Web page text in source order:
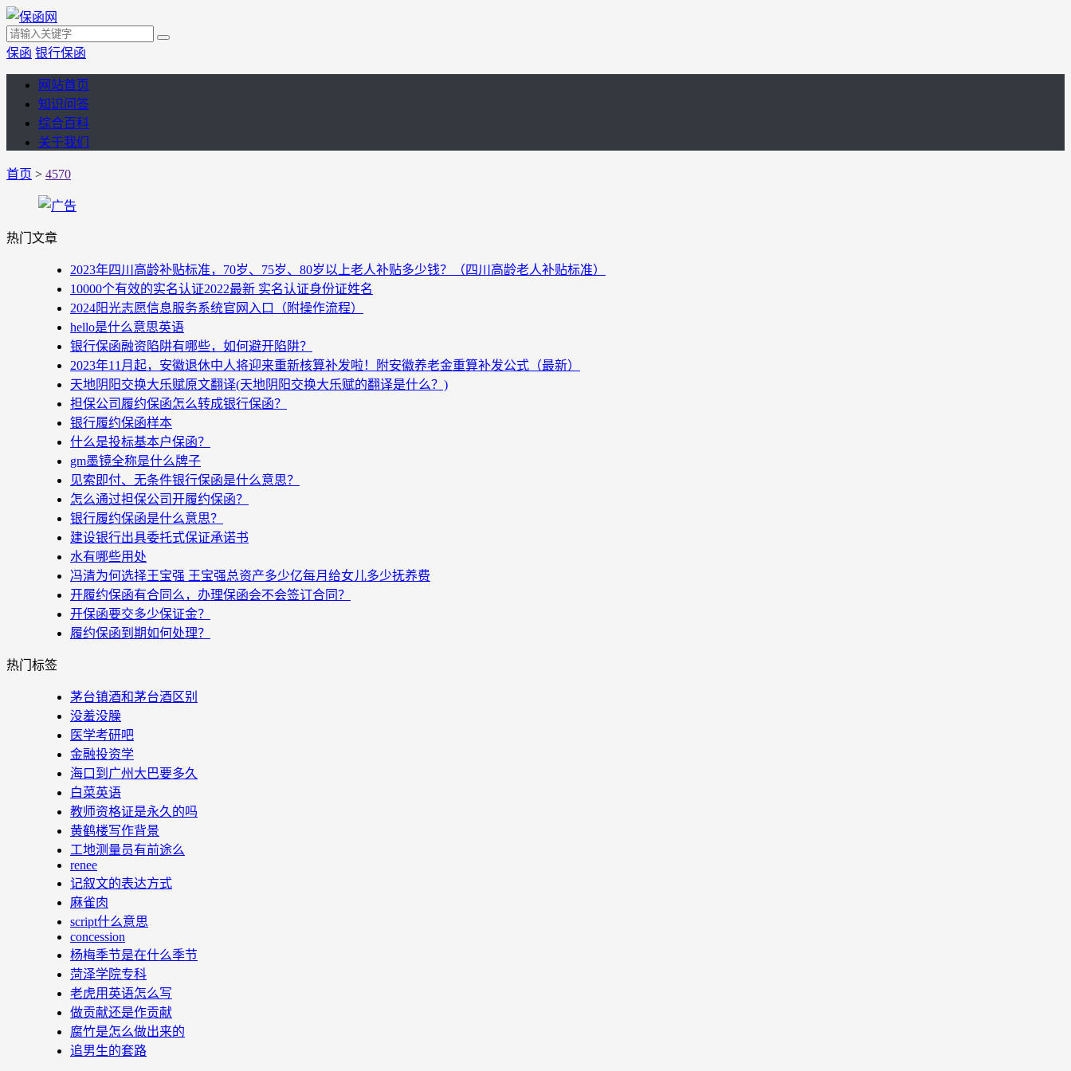
保函 银行保函
网站首页
知识问答
综合百科
关于我们
首页 > 4570
热门文章
2023年四川高龄补贴标准，70岁、75岁、80岁以上老人补贴多少钱？（四川高龄老人补贴标准）
10000个有效的实名认证2022最新 实名认证身份证姓名
2024阳光志愿信息服务系统官网入口（附操作流程）
hello是什么意思英语
银行保函融资陷阱有哪些，如何避开陷阱？
2023年11月起，安徽退休中人将迎来重新核算补发啦！附安徽养老金重算补发公式（最新）
天地阴阳交换大乐赋原文翻译(天地阴阳交换大乐赋的翻译是什么？)
担保公司履约保函怎么转成银行保函？
银行履约保函样本
什么是投标基本户保函？
gm墨镜全称是什么牌子
见索即付、无条件银行保函是什么意思？
怎么通过担保公司开履约保函？
银行履约保函是什么意思？
建设银行出具委托式保证承诺书
水有哪些用处
冯清为何选择王宝强 王宝强总资产多少亿每月给女儿多少抚养费
开履约保函有合同么，办理保函会不会签订合同？
开保函要交多少保证金？
履约保函到期如何处理？
热门标签
茅台镇酒和茅台酒区别
没羞没臊
医学考研吧
金融投资学
海口到广州大巴要多久
白菜英语
教师资格证是永久的吗
黄鹤楼写作背景
工地测量员有前途么
renee
记叙文的表达方式
麻雀肉
script什么意思
concession
杨梅季节是在什么季节
菏泽学院专科
老虎用英语怎么写
做贡献还是作贡献
腐竹是怎么做出来的
追男生的套路